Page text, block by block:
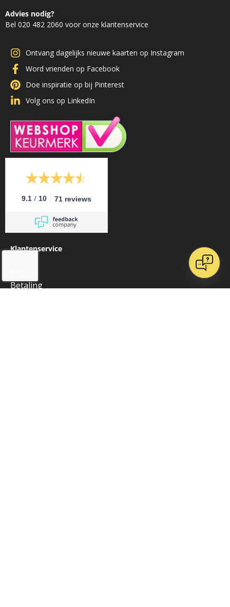
Advies nodig?
Bel 020 482 2060 voor onze klantenservice
Ontvang dagelijks nieuwe kaarten op Instagram
Word vrienden op Facebook
Doe inspiratie op bij Pinterest
Volg ons op LinkedIn
9.1 / 10 71 reviews
Klantenservice
Betaling